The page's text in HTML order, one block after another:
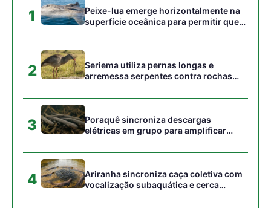
velocidade e arremessos contra rochas
no cerrado
Gostou desta reportagem?
Siga a Revista Amazônia no Google News